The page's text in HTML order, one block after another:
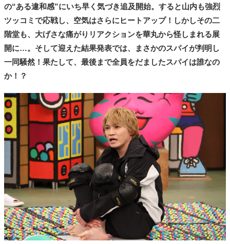
の“ある違和感”にいち早く気づき追及開始。すると山内も強烈
ツッコミで応戦し、空気はさらにヒートアップ！しかしその二
階堂も、大げさな痛がりリアクションを華丸から怪しまれる展
開に…。そして迎えた結果発表では、まさかのスパイが判明し
一同騒然！果たして、最後まで全員をだましたスパイは誰なの
か！？